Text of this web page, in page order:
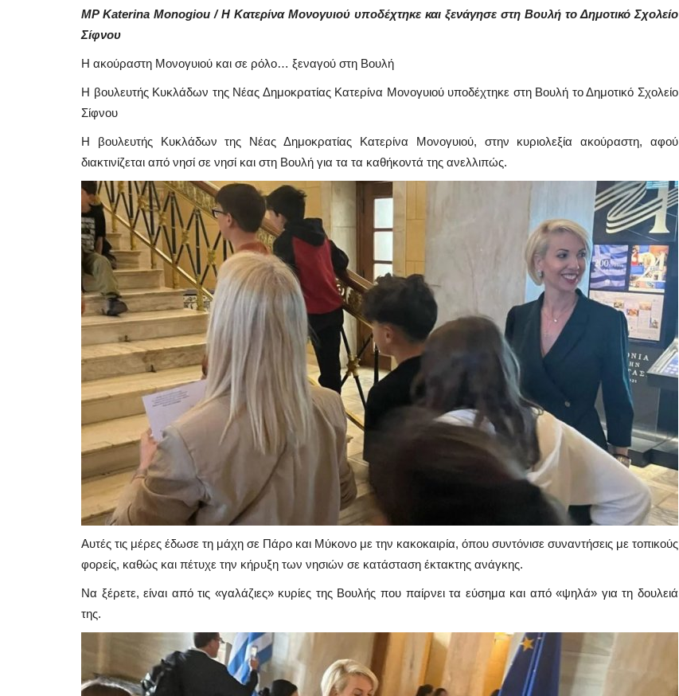
MP Katerina Monogiou / Η Κατερίνα Μονογυιού υποδέχτηκε και ξενάγησε στη Βουλή το Δημοτικό Σχολείο
Σίφνου
Η ακούραστη Μονογυιού και σε ρόλο… ξεναγού στη Βουλή
Η βουλευτής Κυκλάδων της Νέας Δημοκρατίας Κατερίνα Μονογυιού υποδέχτηκε στη Βουλή το Δημοτικό Σχολείο
Σίφνου
Η βουλευτής Κυκλάδων της Νέας Δημοκρατίας Κατερίνα Μονογυιού, στην κυριολεξία ακούραστη, αφού
διακτινίζεται από νησί σε νησί και στη Βουλή για τα τα καθήκοντά της ανελλιπώς.
Αυτές τις μέρες έδωσε τη μάχη σε Πάρο και Μύκονο με την κακοκαιρία, όπου συντόνισε συναντήσεις με τοπικούς
φορείς, καθώς και πέτυχε την κήρυξη των νησιών σε κατάσταση έκτακτης ανάγκης.
Να ξέρετε, είναι από τις «γαλάζιες» κυρίες της Βουλής που παίρνει τα εύσημα και από «ψηλά» για τη δουλειά
της.